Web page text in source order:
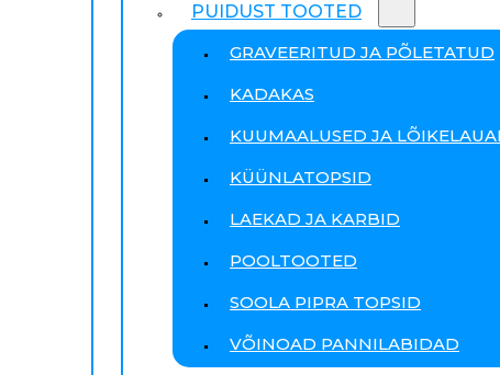
PUIDUST TOOTED
GRAVEERITUD JA PÕLETATUD
KADAKAS
KUUMAALUSED JA
KÜÜNLATOPSID
LAEKAD JA KARBID
POOLTOOTED
SOOLA PIPRA TOPSID
VÕINOAD PANNILABIDAD